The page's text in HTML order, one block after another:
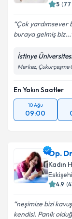
5 (77
Çok yardımsever
buraya gelmiş biz...
İstinye
Merkez,
En Yakın Saatler
10 Ağu
09:00
Op.
Kadın
4.9 (
neşimize bizi
kendisi. Panik